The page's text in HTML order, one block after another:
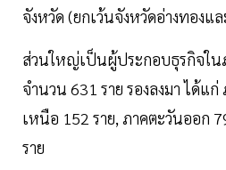
จังหวัด (ยกเว้นจังหวัดอ่างทองแ
ส่วนใหญ่เป็นผู้ประกอบธุรกิจใน
จำนวน 631 ราย รองลงมา ได้แก่
เหนือ 152 ราย, ภาคตะวันออก
ราย